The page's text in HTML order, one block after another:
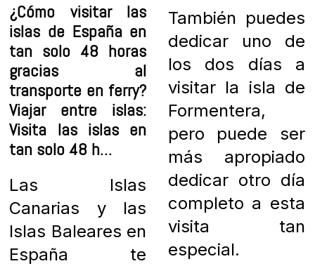
¿Cómo visitar las
islas de España en
tan solo 48 horas
gracias al
transporte en ferry?
Viajar entre islas:
Visita las islas en
tan solo 48 h…
Las Islas
Canarias y las
Islas Baleares en
España te
También puedes
dedicar uno de
los dos días a
visitar la isla de
Formentera,
pero puede ser
más apropiado
dedicar otro día
completo a esta
visita tan
especial.